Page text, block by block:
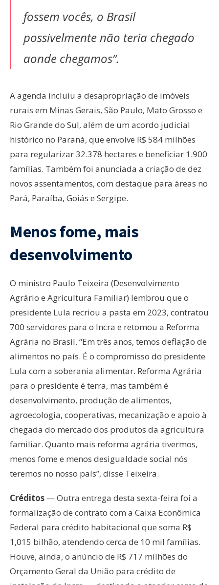
fossem vocês, o Brasil
possivelmente não teria chegado
aonde chegamos”.
A agenda incluiu a desapropriação de imóveis
rurais em Minas Gerais, São Paulo, Mato Grosso e
Rio Grande do Sul, além de um acordo judicial
histórico no Paraná, que envolve R$ 584 milhões
para regularizar 32.378 hectares e beneficiar 1.900
famílias. Também foi anunciada a criação de dez
novos assentamentos, com destaque para áreas no
Pará, Paraíba, Goiás e Sergipe.
Menos fome, mais
desenvolvimento
O ministro Paulo Teixeira (Desenvolvimento
Agrário e Agricultura Familiar) lembrou que o
presidente Lula recriou a pasta em 2023, contratou
700 servidores para o Incra e retomou a Reforma
Agrária no Brasil. “Em três anos, temos deflação de
alimentos no país. É o compromisso do presidente
Lula com a soberania alimentar. Reforma Agrária
para o presidente é terra, mas também é
desenvolvimento, produção de alimentos,
agroecologia, cooperativas, mecanização e apoio à
chegada do mercado dos produtos da agricultura
familiar. Quanto mais reforma agrária tivermos,
menos fome e menos desigualdade social nós
teremos no nosso país”, disse Teixeira.
Créditos — Outra entrega desta sexta-feira foi a
formalização de contrato com a Caixa Econômica
Federal para crédito habitacional que soma R$
1,015 bilhão, atendendo cerca de 10 mil famílias.
Houve, ainda, o anúncio de R$ 717 milhões do
Orçamento Geral da União para crédito de